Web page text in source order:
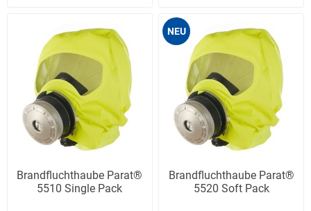
Brandfluchthaube Parat®
5510 Single Pack
NEU
Brandfluchthaube Parat®
5520 Soft Pack